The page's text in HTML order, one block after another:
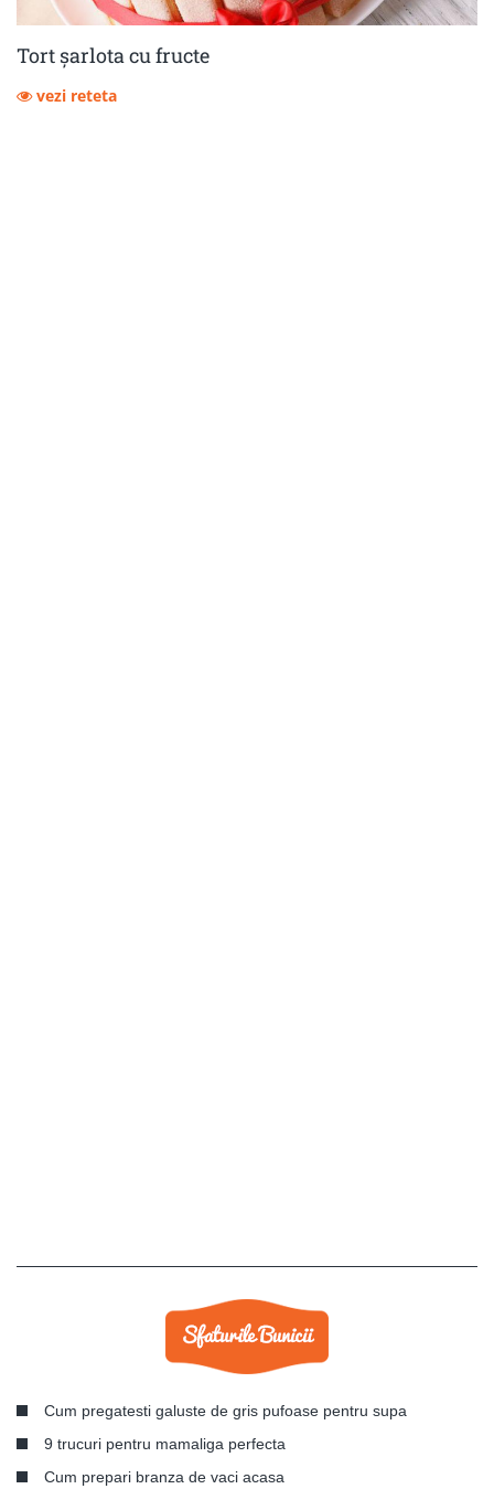
Tort șarlota cu fructe
vezi reteta
Cum pregatesti galuste de gris pufoase pentru supa
9 trucuri pentru mamaliga perfecta
Cum prepari branza de vaci acasa